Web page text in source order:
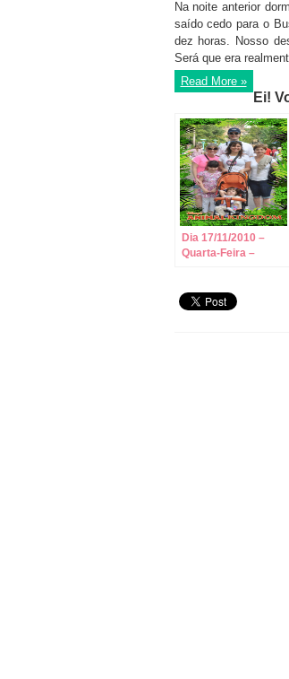
Na noite anterior
saído cedo para o
dez horas. Nosso
Será que era
Read More »
Ei!
Dia 17/11/2010 –
Quarta-Feira –